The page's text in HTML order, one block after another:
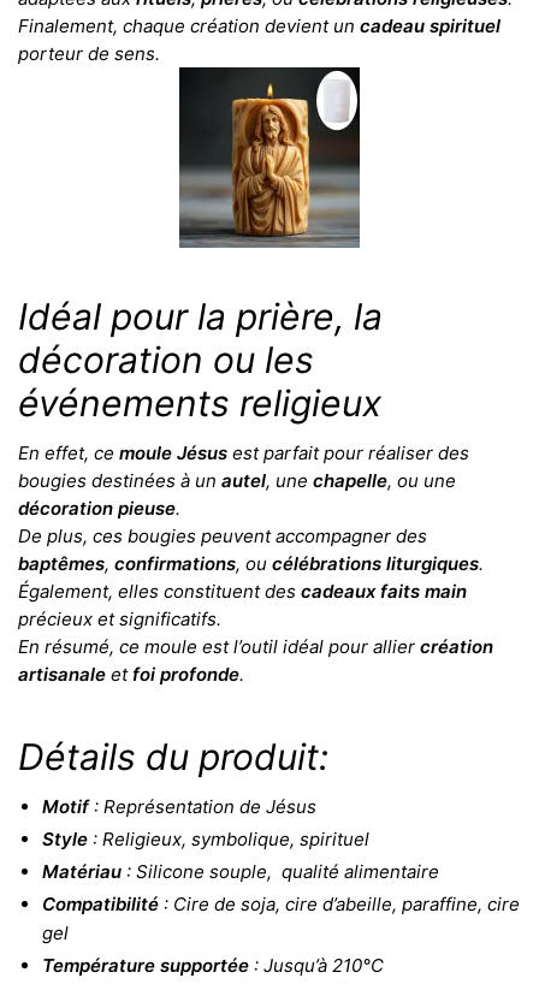
Finalement, chaque création devient un cadeau spirituel
porteur de sens.
Idéal pour la prière, la
décoration ou les
événements religieux
En effet, ce moule Jésus est parfait pour réaliser des
bougies destinées à un autel, une chapelle, ou une
décoration pieuse.
De plus, ces bougies peuvent accompagner des
baptêmes, confirmations, ou célébrations liturgiques.
Également, elles constituent des cadeaux faits main
précieux et significatifs.
En résumé, ce moule est l’outil idéal pour allier création
artisanale etfoi profonde.
Détails du produit:
Motif: Représentation de Jésus
Style : Religieux, symbolique, spirituel
Matériau : Silicone souple, qualité alimentaire
Compatibilité : Cire de soja, cire d’abeille, paraffine, cire
gel
Température supportée : Jusqu’à 210°C